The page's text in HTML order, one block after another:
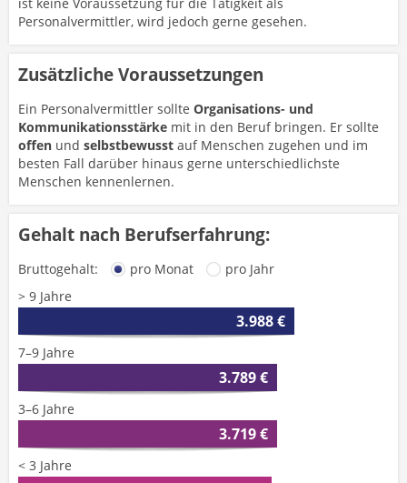
Personalvermittler, wird jedoch gerne gesehen.
Zusätzliche Voraussetzungen
Ein Personalvermittler sollte Organisations- und
Kommunikationsstärke mit in den Beruf bringen. Er sollte
offen und selbstbewusst auf Menschen zugehen und im
besten Fall darüber hinaus gerne unterschiedlichste
Menschen kennenlernen.
Gehalt nach Berufserfahrung:
Bruttogehalt: pro Monat
pro Jahr
> 9 Jahre
3.988 €
7–9 Jahre
3.789 €
3–6 Jahre
3.719 €
< 3 Jahre